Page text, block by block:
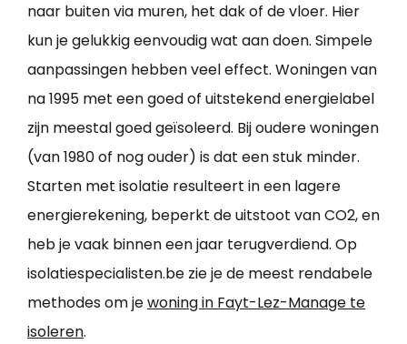
naar buiten via muren, het dak of de vloer. Hier
kun je gelukkig eenvoudig wat aan doen. Simpele
aanpassingen hebben veel effect. Woningen van
na 1995 met een goed of uitstekend energielabel
zijn meestal goed geïsoleerd. Bij oudere woningen
(van 1980 of nog ouder) is dat een stuk minder.
Starten met isolatie resulteert in een lagere
energierekening, beperkt de uitstoot van CO2, en
heb je vaak binnen een jaar terugverdiend. Op
isolatiespecialisten.be zie je de meest rendabele
methodes om jewoning in Fayt-Lez-Manage te
isoleren.